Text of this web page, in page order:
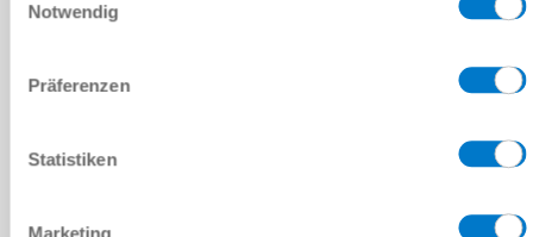
Notwendig
Präferenzen
Statistiken